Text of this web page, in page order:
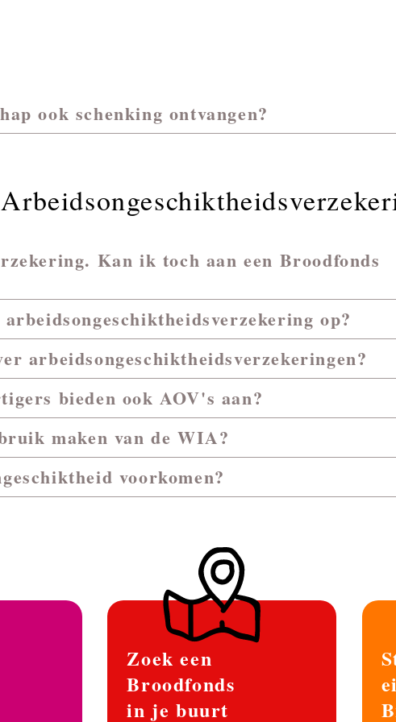
ook schenking ontvangen?
Kan ik toch aan een Broodfonds
op?
arbeidsongeschiktheidsverzekeringen?
bieden ook AOV's aan?
maken van de WIA?
voorkomen?
Zoek een
Broodfonds
in je buurt